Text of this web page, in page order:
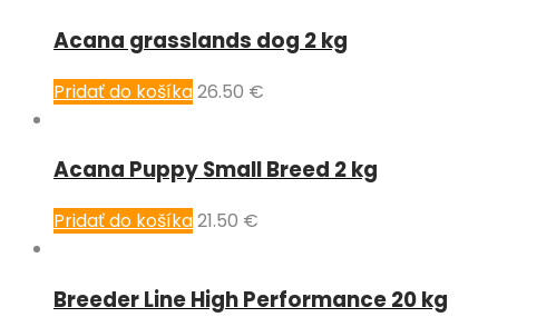
Acana grasslands dog 2 kg
Pridať do košíka26.50 €
Acana Puppy Small Breed 2 kg
Pridať do košíka21.50 €
Breeder Line High Performance 20 kg